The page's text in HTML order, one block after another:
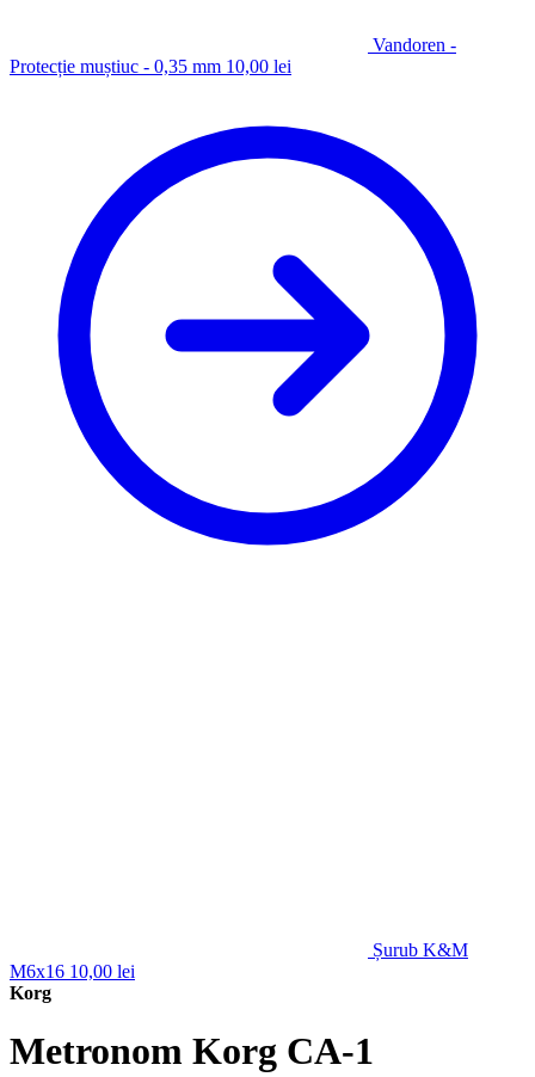
Vandoren -
Protecție muștiuc - 0,35 mm 10,00 lei
Șurub K&M
M6x16 10,00 lei
Korg
Metronom Korg CA-1